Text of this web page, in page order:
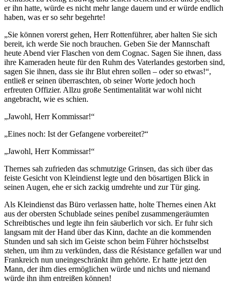
er ihn hatte, würde es nicht mehr lange dauern und er würde endlich
haben, was er so sehr begehrte!
„Sie können vorerst gehen, Herr Rottenführer, aber halten Sie sich
bereit, ich werde Sie noch brauchen. Geben Sie der Mannschaft
heute Abend vier Flaschen von dem Cognac. Sagen Sie ihnen, dass
ihre Kameraden heute für den Ruhm des Vaterlandes gestorben sind,
sagen Sie ihnen, dass sie ihr Blut ehren sollen – oder so etwas!“,
entließ er seinen überraschten, ob seiner Worte jedoch hoch
erfreuten Offizier. Allzu große Sentimentalität war wohl nicht
angebracht, wie es schien.
„Jawohl, Herr Kommissar!“
„Eines noch: Ist der Gefangene vorbereitet?“
„Jawohl, Herr Kommissar!“
Thernes sah zufrieden das schmutzige Grinsen, das sich über das
feiste Gesicht von Kleindienst legte und den bösartigen Blick in
seinen Augen, ehe er sich zackig umdrehte und zur Tür ging.
Als Kleindienst das Büro verlassen hatte, holte Thernes einen Akt
aus der obersten Schublade seines penibel zusammengeräumten
Schreibtisches und legte ihn fein säuberlich vor sich. Er fuhr sich
langsam mit der Hand über das Kinn, dachte an die kommenden
Stunden und sah sich im Geiste schon beim Führer höchstselbst
stehen, um ihm zu verkünden, dass die Résistance gefallen war und
Frankreich nun uneingeschränkt ihm gehörte. Er hatte jetzt den
Mann, der ihm dies ermöglichen würde und nichts und niemand
würde ihn ihm entreißen können!